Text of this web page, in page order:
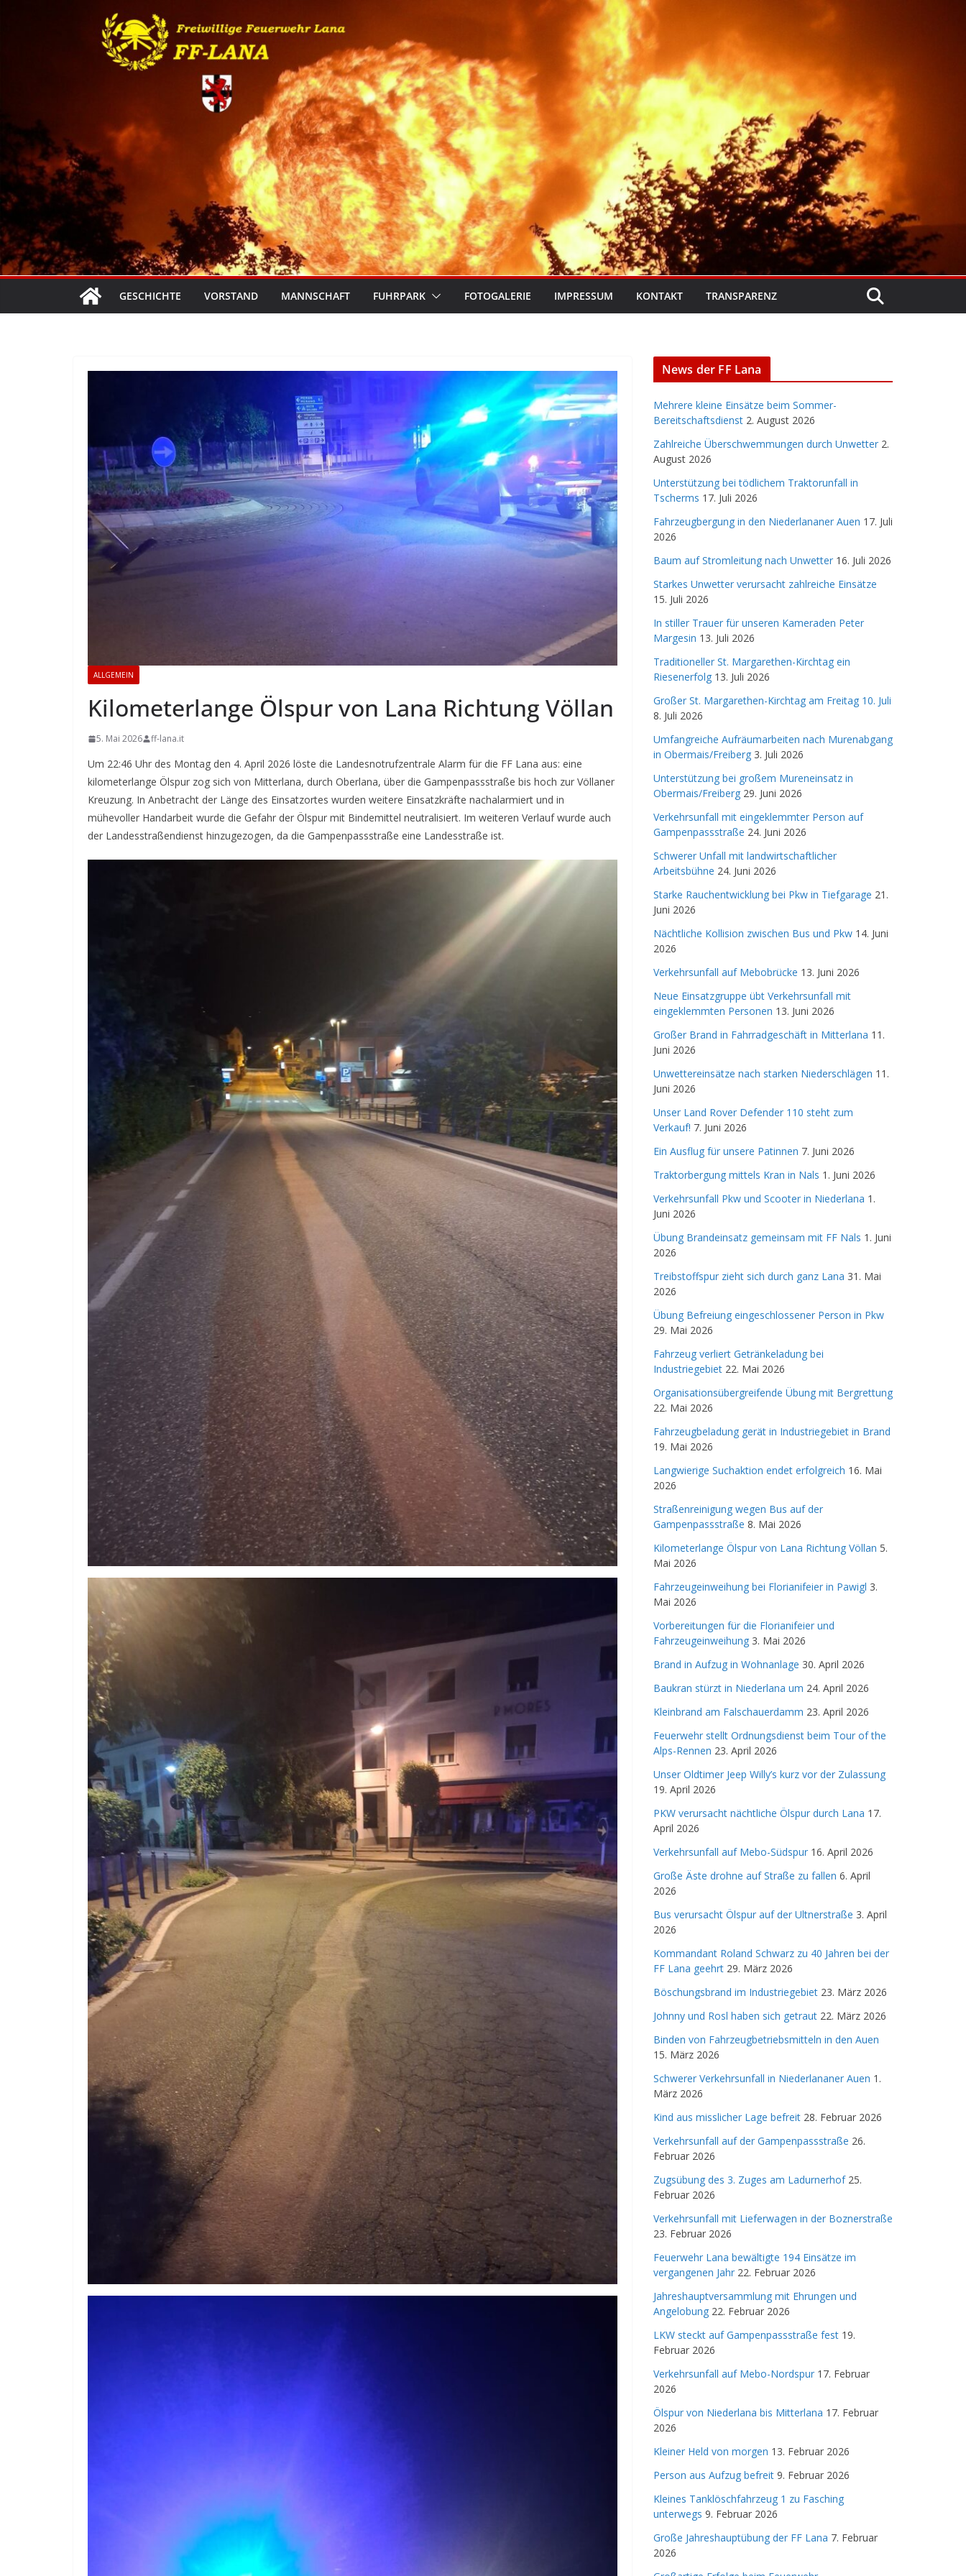
GESCHICHTE VORSTAND MANNSCHAFT FUHRPARK FOTOGALERIE IMPRESSUM KONTAKT TRANSPARENZ
ALLGEMEIN
Kilometerlange Ölspur von Lana Richtung Völlan
5. Mai 2026 ff-lana.it
Um 22:46 Uhr des Montag den 4. April 2026 löste die Landesnotrufzentrale Alarm für die FF Lana aus: eine
kilometerlange Ölspur zog sich von Mitterlana, durch Oberlana, über die Gampenpassstraße bis hoch zur Völlaner
Kreuzung. In Anbetracht der Länge des Einsatzortes wurden weitere Einsatzkräfte nachalarmiert und in
mühevoller Handarbeit wurde die Gefahr der Ölspur mit Bindemittel neutralisiert. Im weiteren Verlauf wurde auch
der Landesstraßendienst hinzugezogen, da die Gampenpassstraße eine Landesstraße ist.
News der FF Lana
Mehrere kleine Einsätze beim Sommer-
Bereitschaftsdienst 2. August 2026
Zahlreiche Überschwemmungen durch Unwetter 2.
August 2026
Unterstützung bei tödlichem Traktorunfall in
Tscherms 17. Juli 2026
Fahrzeugbergung in den Niederlananer Auen 17. Juli
2026
Baum auf Stromleitung nach Unwetter 16. Juli 2026
Starkes Unwetter verursacht zahlreiche Einsätze
15. Juli 2026
In stiller Trauer für unseren Kameraden Peter
Margesin 13. Juli 2026
Traditioneller St. Margarethen-Kirchtag ein
Riesenerfolg 13. Juli 2026
Großer St. Margarethen-Kirchtag am Freitag 10. Juli
8. Juli 2026
Umfangreiche Aufräumarbeiten nach Murenabgang
in Obermais/Freiberg 3. Juli 2026
Unterstützung bei großem Mureneinsatz in
Obermais/Freiberg 29. Juni 2026
Verkehrsunfall mit eingeklemmter Person auf
Gampenpassstraße 24. Juni 2026
Schwerer Unfall mit landwirtschaftlicher
Arbeitsbühne 24. Juni 2026
Starke Rauchentwicklung bei Pkw in Tiefgarage 21.
Juni 2026
Nächtliche Kollision zwischen Bus und Pkw 14. Juni
2026
Verkehrsunfall auf Mebobrücke 13. Juni 2026
Neue Einsatzgruppe übt Verkehrsunfall mit
eingeklemmten Personen 13. Juni 2026
Großer Brand in Fahrradgeschäft in Mitterlana 11.
Juni 2026
Unwettereinsätze nach starken Niederschlägen 11.
Juni 2026
Unser Land Rover Defender 110 steht zum
Verkauf! 7. Juni 2026
Ein Ausflug für unsere Patinnen 7. Juni 2026
Traktorbergung mittels Kran in Nals 1. Juni 2026
Verkehrsunfall Pkw und Scooter in Niederlana 1.
Juni 2026
Übung Brandeinsatz gemeinsam mit FF Nals 1. Juni
2026
Treibstoffspur zieht sich durch ganz Lana 31. Mai
2026
Übung Befreiung eingeschlossener Person in Pkw
29. Mai 2026
Fahrzeug verliert Getränkeladung bei
Industriegebiet 22. Mai 2026
Organisationsübergreifende Übung mit Bergrettung
22. Mai 2026
Fahrzeugbeladung gerät in Industriegebiet in Brand
19. Mai 2026
Langwierige Suchaktion endet erfolgreich 16. Mai
2026
Straßenreinigung wegen Bus auf der
Gampenpassstraße 8. Mai 2026
Kilometerlange Ölspur von Lana Richtung Völlan 5.
Mai 2026
Fahrzeugeinweihung bei Florianifeier in Pawigl 3.
Mai 2026
Vorbereitungen für die Florianifeier und
Fahrzeugeinweihung 3. Mai 2026
Brand in Aufzug in Wohnanlage 30. April 2026
Baukran stürzt in Niederlana um 24. April 2026
Kleinbrand am Falschauerdamm 23. April 2026
Feuerwehr stellt Ordnungsdienst beim Tour of the
Alps-Rennen 23. April 2026
Unser Oldtimer Jeep Willy’s kurz vor der Zulassung
19. April 2026
PKW verursacht nächtliche Ölspur durch Lana 17.
April 2026
Verkehrsunfall auf Mebo-Südspur 16. April 2026
Große Äste drohne auf Straße zu fallen 6. April
2026
Bus verursacht Ölspur auf der Ultnerstraße 3. April
2026
Kommandant Roland Schwarz zu 40 Jahren bei der
FF Lana geehrt 29. März 2026
Böschungsbrand im Industriegebiet 23. März 2026
Johnny und Rosl haben sich getraut 22. März 2026
Binden von Fahrzeugbetriebsmitteln in den Auen
15. März 2026
Schwerer Verkehrsunfall in Niederlananer Auen 1.
März 2026
Kind aus misslicher Lage befreit 28. Februar 2026
Verkehrsunfall auf der Gampenpassstraße 26.
Februar 2026
Zugsübung des 3. Zuges am Ladurnerhof 25.
Februar 2026
Verkehrsunfall mit Lieferwagen in der Boznerstraße
23. Februar 2026
Feuerwehr Lana bewältigte 194 Einsätze im
vergangenen Jahr 22. Februar 2026
Jahreshauptversammlung mit Ehrungen und
Angelobung 22. Februar 2026
LKW steckt auf Gampenpassstraße fest 19.
Februar 2026
Verkehrsunfall auf Mebo-Nordspur 17. Februar
2026
Ölspur von Niederlana bis Mitterlana 17. Februar
2026
Kleiner Held von morgen 13. Februar 2026
Person aus Aufzug befreit 9. Februar 2026
Kleines Tanklöschfahrzeug 1 zu Fasching
unterwegs 9. Februar 2026
Große Jahreshauptübung der FF Lana 7. Februar
2026